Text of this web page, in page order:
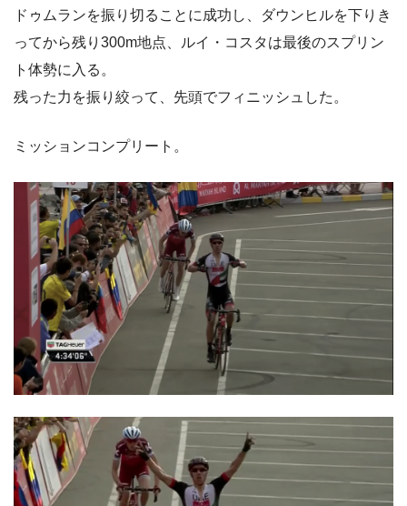
ドゥムランを振り切ることに成功し、ダウンヒルを下りき
ってから残り300m地点、ルイ・コスタは最後のスプリン
ト体勢に入る。
残った力を振り絞って、先頭でフィニッシュした。
ミッションコンプリート。